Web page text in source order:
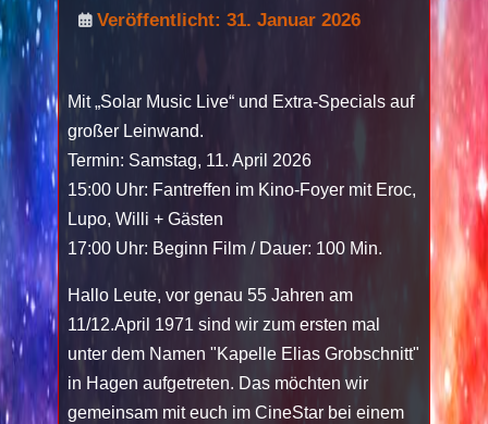
Veröffentlicht: 31. Januar 2026
Mit „Solar Music Live“ und Extra-Specials auf
großer Leinwand.
Termin: Samstag, 11. April 2026
15:00 Uhr: Fantreffen im Kino-Foyer mit Eroc,
Lupo, Willi + Gästen
17:00 Uhr: Beginn Film / Dauer: 100 Min.
Hallo Leute, vor genau 55 Jahren am
11/12.April 1971 sind wir zum ersten mal
unter dem Namen "Kapelle Elias Grobschnitt"
in Hagen aufgetreten. Das möchten wir
gemeinsam mit euch im CineStar bei einem